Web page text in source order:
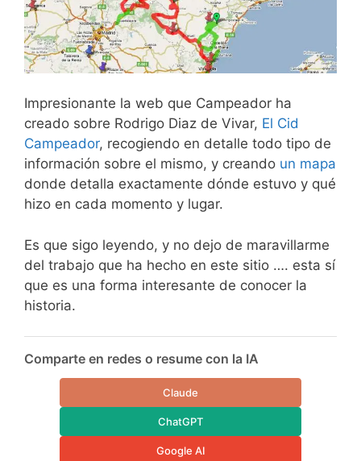
Impresionante la web que Campeador ha
creado sobre Rodrigo Diaz de Vivar, El Cid
Campeador, recogiendo en detalle todo tipo de
información sobre el mismo, y creando un mapa
donde detalla exactamente dónde estuvo y qué
hizo en cada momento y lugar.
Es que sigo leyendo, y no dejo de maravillarme
del trabajo que ha hecho en este sitio …. esta sí
que es una forma interesante de conocer la
historia.
Comparte en redes o resume con la IA
Claude
ChatGPT
Google AI